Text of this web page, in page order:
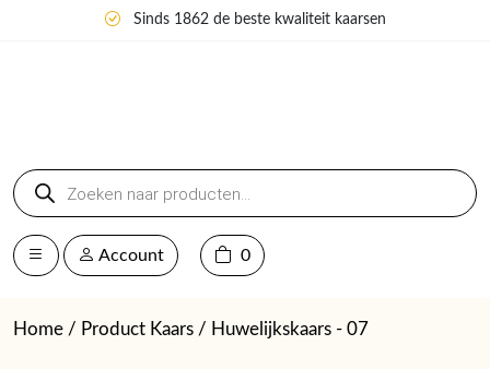
Sinds 1862 de beste kwaliteit kaarsen
Producten
zoeken
Account 0
Home / Product Kaars / Huwelijkskaars - 07